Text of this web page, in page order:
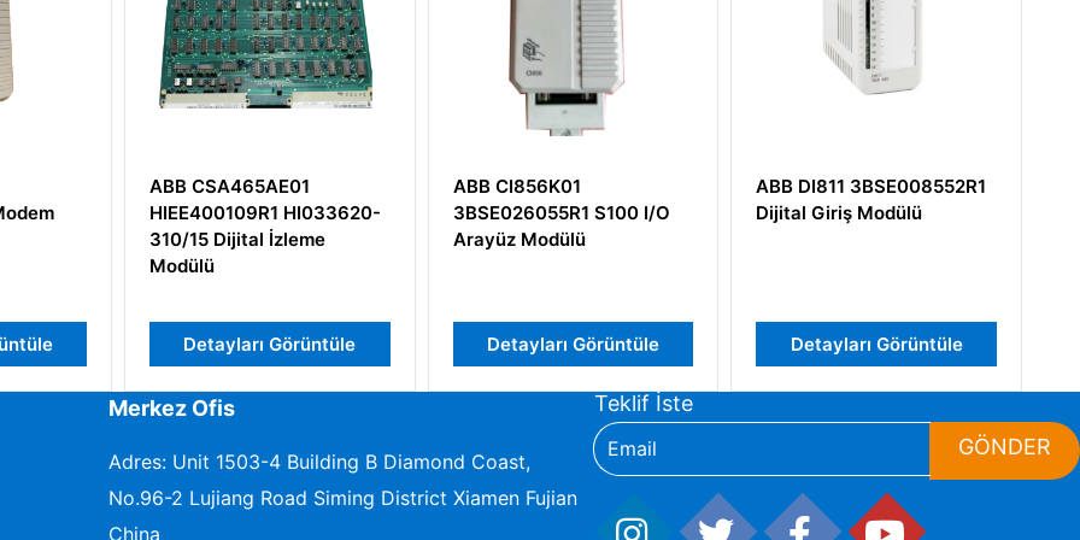
ABB CI856K01
3BSE026055R1 S100 I/O
Arayüz Modülü
Detayları Görüntüle
ABB DI811 3BSE008552R1
Dijital Giriş Modülü
Detayları Görüntüle
ABB DSCL110A 57310001-
KY
Detayları Görüntüle
Merkez Ofis
Adres: Unit 1503-4 Building B Diamond Coast,
No.96-2 Lujiang Road Siming District Xiamen Fujian
China
Teklif İste
GÖNDER